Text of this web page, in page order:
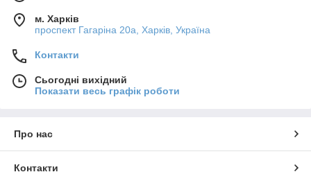
м. Харків
проспект Гагаріна 20а, Харків, Україна
Контакти
Сьогодні вихідний
Показати весь графік роботи
Про нас
Контакти